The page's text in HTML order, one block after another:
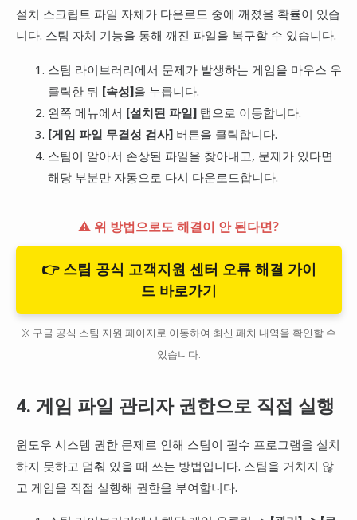
설치 스크립트 파일 자체가 다운로드 중에 깨졌을 확률이 있습
니다. 스팀 자체 기능을 통해 깨진 파일을 복구할 수 있습니다.
스팀 라이브러리에서 문제가 발생하는 게임을 마우스 우
클릭한 뒤 [속성]을 누릅니다.
왼쪽 메뉴에서 [설치된 파일]탭으로 이동합니다.
[게임 파일 무결성 검사]버튼을 클릭합니다.
스팀이 알아서 손상된 파일을 찾아내고, 문제가 있다면
해당 부분만 자동으로 다시 다운로드합니다.
⚠️ 위 방법으로도 해결이 안 된다면?
👉 스팀 공식 고객지원 센터 오류 해결 가이
드 바로가기
※ 구글 공식 스팀 지원 페이지로 이동하여 최신 패치 내역을 확인할 수
있습니다.
4. 게임 파일 관리자 권한으로 직접 실행
윈도우 시스템 권한 문제로 인해 스팀이 필수 프로그램을 설치
하지 못하고 멈춰 있을 때 쓰는 방법입니다. 스팀을 거치지 않
고 게임을 직접 실행해 권한을 부여합니다.